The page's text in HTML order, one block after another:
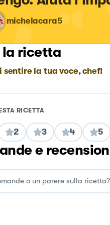
michelacara5
la ricetta
sentire la tua voce, chef!
RICETTA
2 3 4 5
e